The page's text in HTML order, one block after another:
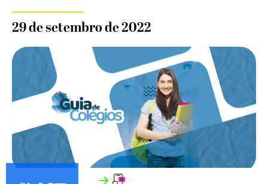
29 de setembro de 2022